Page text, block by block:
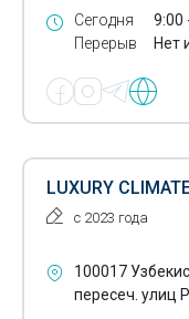
Бутоньерки
Свадебные букеты
Сегодня
Перерыв
9:00
Нет
LUXURY
с 2023 года
100017
пересеч. улиц